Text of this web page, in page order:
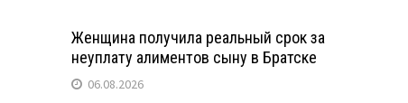
Женщина получила реальный срок за
неуплату алиментов сыну в Братске
06.08.2026